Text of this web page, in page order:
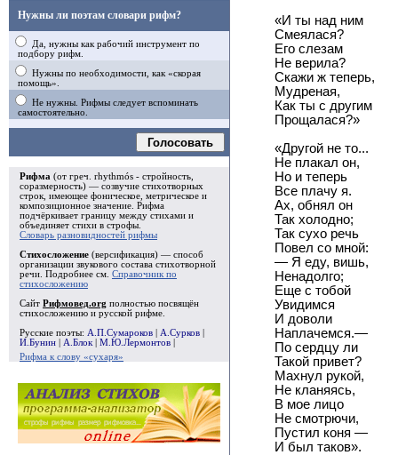
Нужны ли поэтам словари рифм?
Да, нужны как рабочий инструмент по
подбору рифм.
Нужны по необходимости, как «скорая
помощь».
Не нужны. Рифмы следует вспоминать
самостоятельно.
Голосовать
Рифма (от греч. rhythmós - стройность,
соразмерность) — созвучие стихотворных
строк, имеющее фоническое, метрическое и
композиционное значение. Рифма
подчёркивает границу между стихами и
объединяет стихи в строфы
Словарь разновидностей рифмы
Стихосложение (версификация) — способ
организации звукового состава стихотворной
речи. Подробнее см. Справочник по
стихосложению
Сайт Рифмовед.org полностью посвящён
стихосложению и русской рифме.
Русские поэты: А.П.Сумароков А.Сурков
И.Бунин
А.Блок М.Ю.Лермонтов
Рифма к слову «сухаря»
«И ты над ним
Смеялася?
Его слезам
Не верила?
Скажи ж теперь,
Мудреная,
Как ты с другим
Прощалася?»
«Другой не то...
Не плакал он,
Но и теперь
Все плачу я.
Ах, обнял он
Так холодно;
Так сухо речь
Повел со мной:
— Я еду, вишь,
Ненадолго;
Еще с тобой
Увидимся
И доволи
Наплачемся.—
По сердцу ли
Такой привет?
Махнул рукой,
Не кланяясь,
В мое лицо
Не смотрючи,
Пустил коня —
И был таков».